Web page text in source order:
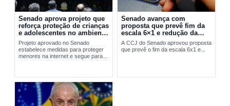
Senado aprova projeto que
reforça proteção de crianças
e adolescentes no ambiente
digital
Projeto aprovado no Senado
estabelece medidas para proteger
menores na internet e segue para
Senado avança com
proposta que prevê fim da
escala 6×1 e redução da
jornada de trabalho
A CCJ do Senado aprovou proposta
que prevê o fim da escala 6x1 e...